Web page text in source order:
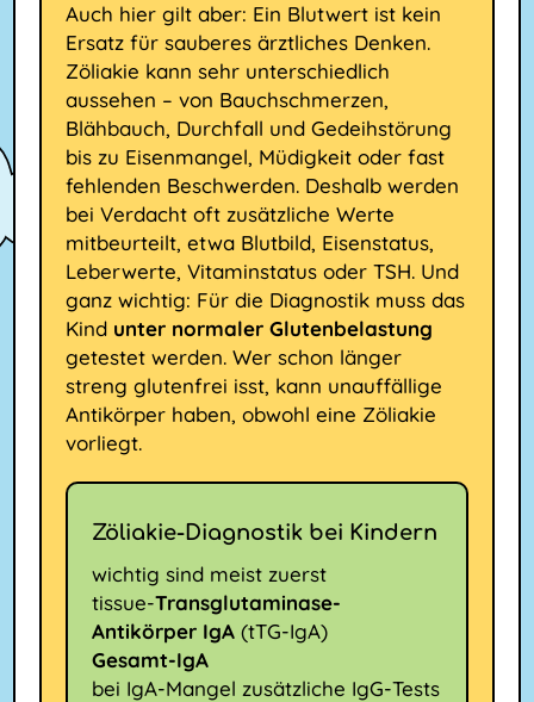
Auch hier gilt aber: Ein Blutwert ist kein
Ersatz für sauberes ärztliches Denken.
Zöliakie kann sehr unterschiedlich
aussehen – von Bauchschmerzen,
Blähbauch, Durchfall und Gedeihstörung
bis zu Eisenmangel, Müdigkeit oder fast
fehlenden Beschwerden. Deshalb werden
bei Verdacht oft zusätzliche Werte
mitbeurteilt, etwa Blutbild, Eisenstatus,
Leberwerte, Vitaminstatus oder TSH. Und
ganz wichtig: Für die Diagnostik muss das
Kind unter normaler Glutenbelastung
getestet werden. Wer schon länger
streng glutenfrei isst, kann unauffällige
Antikörper haben, obwohl eine Zöliakie
vorliegt.
Zöliakie-Diagnostik bei Kindern
wichtig sind meist zuerst
tissue-Transglutaminase-
Antikörper IgA(tTG-IgA)
Gesamt-IgA
bei IgA-Mangel zusätzliche IgG-Tests